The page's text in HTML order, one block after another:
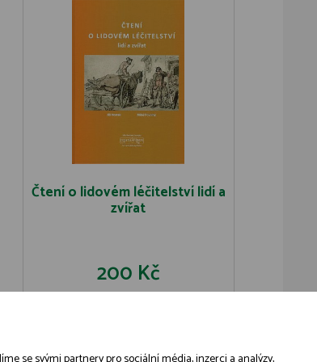
Čtení o lidovém léčitelství lidí a
zvířat
200 Kč